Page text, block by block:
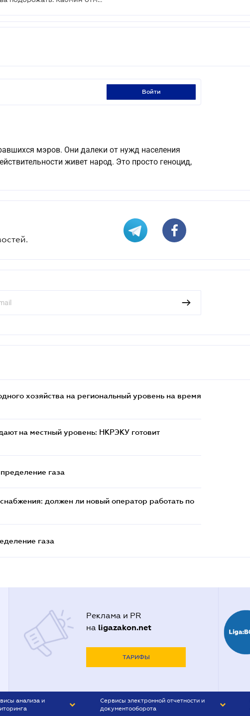
войти
мэров. Они далеки от нужд населения
живет народ. Это просто геноцид,
хозяйства на региональный уровень на время
на местный уровень: НКРЭКУ готовит
газа
должен ли новый оператор работать по
газа
Реклама и PR
на ligazakon.net
ТАРИФЫ
анализа и
Сервисы электронной отчетности и
документооборота